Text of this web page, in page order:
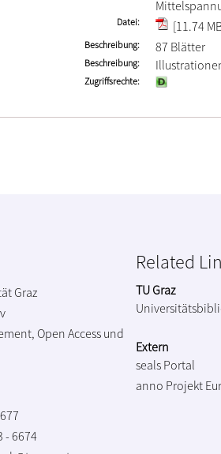
Datei [11.74
Beschreibung 87 Blätter
Beschreibung
Zugriffsrechte
Graz
Open Access und
- 6674
Related
TU Graz
Extern
seals Portal
anno Projekt